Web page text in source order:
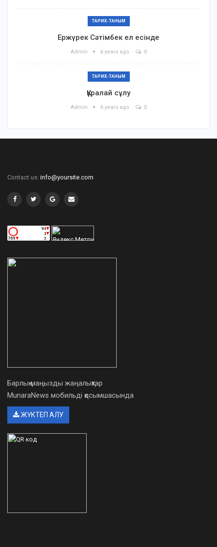
ТАРИХ-ТАНЫМ
Ержүрек Сәтімбек ел есінде
Admin 6 years ago 0
ТАРИХ-ТАНЫМ
Құралай сұлу
Admin 6 years ago 0
Contact us: info@yoursite.com
Барлық маңызды жаңалықтар
MunaraNews мобильді қосымшасында
ЖҮКТЕП АЛУ